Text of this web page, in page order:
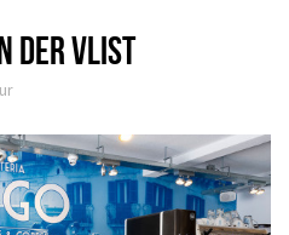
DER VLIST